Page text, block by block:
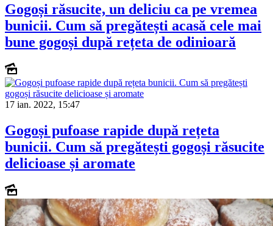
Gogoși răsucite, un deliciu ca pe vremea
bunicii. Cum să pregătești acasă cele mai
bune gogoși după rețeta de odinioară
17 ian. 2022, 15:47
Gogoși pufoase rapide după rețeta
bunicii. Cum să pregătești gogoși răsucite
delicioase și aromate